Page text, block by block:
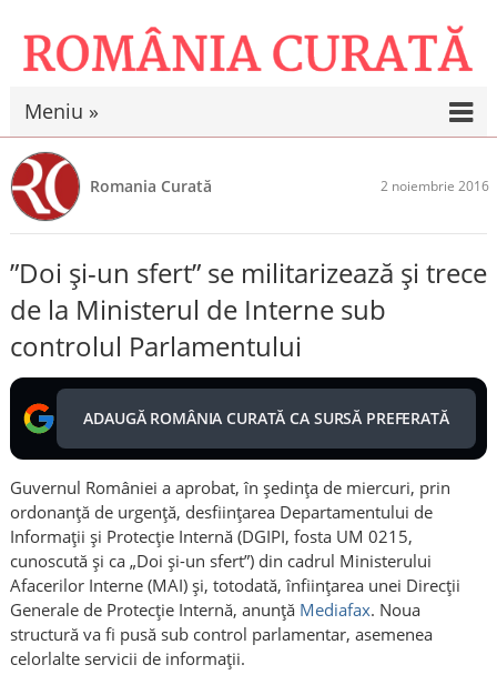
Meniu »
Romania Curată 2 noiembrie 2016
”Doi și-un sfert” se militarizează și trece
de la Ministerul de Interne sub
controlul Parlamentului
ADAUGĂ ROMÂNIA CURATĂ CA SURSĂ PREFERATĂ
Guvernul României a aprobat, în ședința de miercuri, prin
ordonanță de urgență, desfiinţarea Departamentului de
Informaţii şi Protecţie Internă (DGIPI, fosta UM 0215,
cunoscută și ca „Doi și-un sfert”) din cadrul Ministerului
Afacerilor Interne (MAI) şi, totodată, înfiinţarea unei Direcţii
Generale de Protecţie Internă, anunță Mediafax. Noua
structură va fi pusă sub control parlamentar, asemenea
celorlalte servicii de informații.